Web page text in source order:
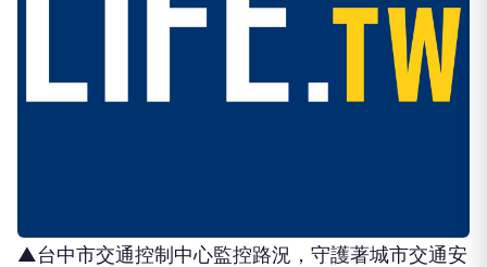
▲台中市交通控制中心監控路況，守護著城市交通安